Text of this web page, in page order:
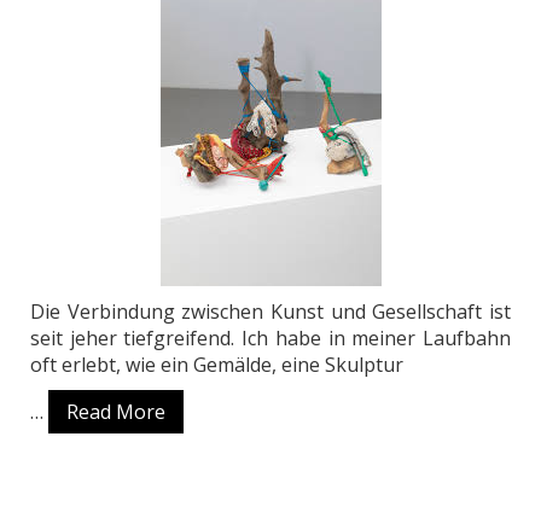
Die Verbindung zwischen Kunst und Gesellschaft ist
seit jeher tiefgreifend. Ich habe in meiner Laufbahn
oft erlebt, wie ein Gemälde, eine Skulptur
…
Read More